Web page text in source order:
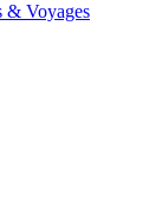
& Voyages